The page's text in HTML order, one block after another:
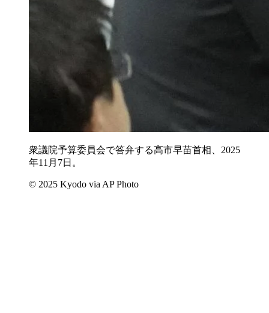
衆議院予算委員会で答弁する高市早苗首相、2025
年11月7日。
© 2025 Kyodo via AP Photo